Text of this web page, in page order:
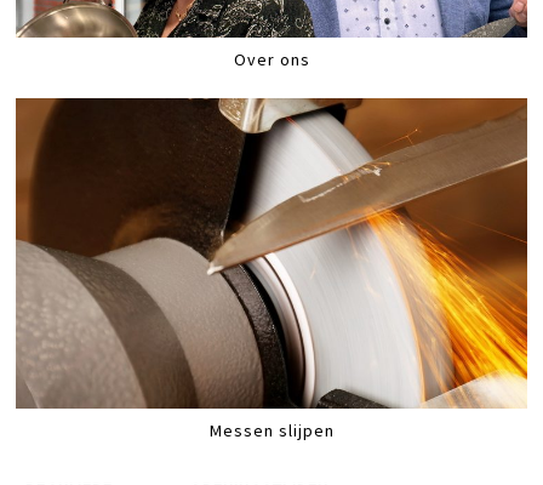
Over ons
Messen slijpen